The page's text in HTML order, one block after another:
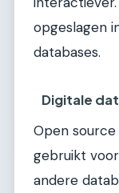
opgeslagen
databases.
Digitale
Open
gebruikt
andere